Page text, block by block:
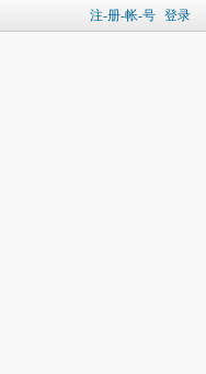
注-册-帐-号 登录